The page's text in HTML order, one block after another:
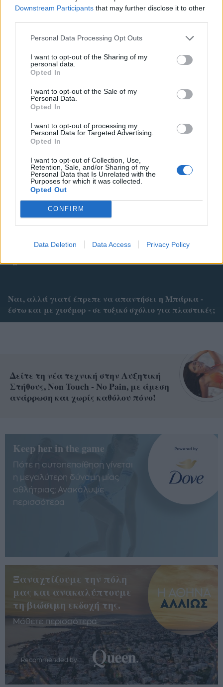
Downstream Participants that may further disclose it to other
Personal Data Processing Opt Outs
I want to opt-out of the Sharing of my
personal data.
Opted In
I want to opt-out of the Sale of my
Personal Data.
Opted In
I want to opt-out of processing my
Personal Data for Targeted Advertising.
Opted In
I want to opt-out of Collection, Use,
Retention, Sale, and/or Sharing of my
Personal Data that Is Unrelated with the
Purposes for which it was collected.
Opted Out
CONFIRM
Data Deletion Data Access Privacy Policy
Γιάννης Τσιμιτσέλης: Η σπάνια παιδική φωτογραφία
με τον αδερφό του, Λάμπρο & το νέο τηλεοπτικό βήμα
Η Σμαράγδα Καρύδη γίνεται 57 ετών στην πιο
όμορφη γενέθλια χρονιά της: Η μαρτυρία για τις
νίκες της
Στάνκογλου όπως λέμε Kurt Cobain: H throwback
φωτογραφία με μακριά ξανθά μαλλιά και τα επικά
σχόλια
Ναι, αλλά γιατί έπρεπε να απαντήσει η Μπάρκα -
έστω και με χιούμορ - σε τοξικό σχόλιο για πλαστικές;
Δείτε τη νέα τεχνική στην Αυξητική
Στήθους, Non Touch - No Pain, με άμεση
ανάρρωση και χωρίς καθόλου πόνο!
Keep her in the game
Πότε η αυτοπεποίθηση γίνεται
η μεγαλύτερη δύναμη μίας
αθλήτριας; Ανακάλυψε
περισσότερα
Ξαναχτίζουμε την πόλη
μας και ανακαλύπτουμε
τη βιώσιμη εκδοχή της.
Μάθετε περισσότερα
Recommended by